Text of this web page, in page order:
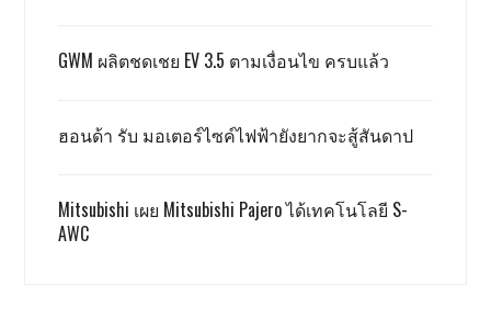
GWM ผลิตชดเชย EV 3.5 ตามเงื่อนไข ครบแล้ว
ฮอนด้า รับ มอเตอร์ไซค์ไฟฟ้ายังยากจะสู้สันดาป
Mitsubishi เผย Mitsubishi Pajero ได้เทคโนโลยี S-
AWC